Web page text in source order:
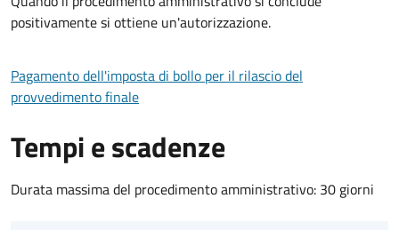
positivamente si ottiene un'autorizzazione.
Pagamento dell'imposta di bollo per il rilascio del
provvedimento finale
Tempi e scadenze
Durata massima del procedimento amministrativo: 30 giorni